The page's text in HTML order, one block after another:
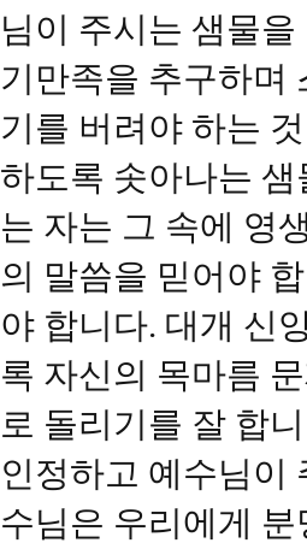
님이 주시는 샘물
기만족을 추구하며
기를 버려야 하는
하도록 솟아나는
는 자는 그 속에 영
의 말씀을 믿어야
야 합니다. 대개 신
록 자신의 목마름
로 돌리기를 잘 합
인정하고 예수님이
수님은 우리에게